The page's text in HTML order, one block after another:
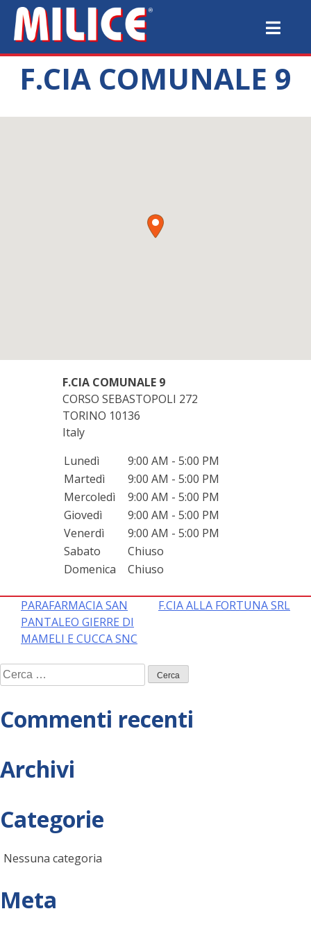
F.CIA COMUNALE 9
F.CIA COMUNALE 9
CORSO SEBASTOPOLI 272
TORINO 10136
Italy
Lunedì
9:00 AM - 5:00 PM
Martedì
9:00 AM - 5:00 PM
Mercoledì
9:00 AM - 5:00 PM
Giovedì
9:00 AM - 5:00 PM
Venerdì
9:00 AM - 5:00 PM
Sabato
Chiuso
Domenica
Chiuso
Navigazione
articoli
PARAFARMACIA SAN
PANTALEO GIERRE DI
MAMELI E CUCCA SNC
F.CIA ALLA FORTUNA SRL
Ricerca
per:
Commenti recenti
Archivi
Categorie
Nessuna categoria
Meta